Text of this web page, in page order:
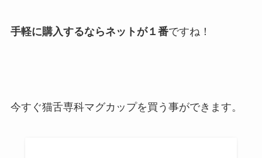
手軽に購入するならネットが１番ですね！
今すぐ猫舌専科マグカップを買う事ができます。